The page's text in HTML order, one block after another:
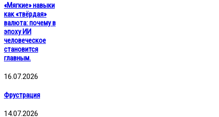
«Мягкие» навыки
как «твёрдая»
валюта: почему в
эпоху ИИ
человеческое
становится
главным.
16.07.2026
Фрустрация
14.07.2026